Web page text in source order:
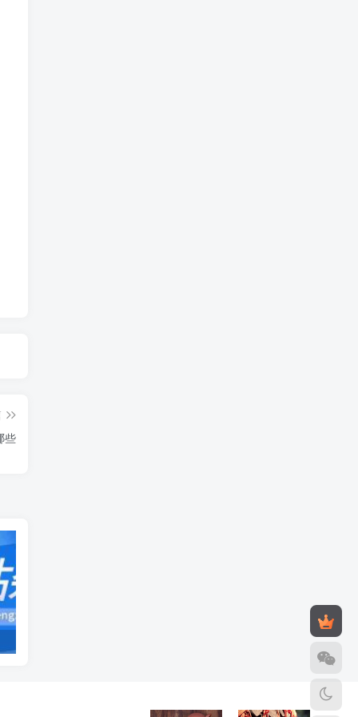
些
造梦西游3